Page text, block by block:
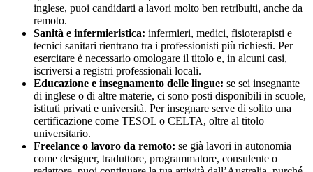
inglese, puoi candidarti a lavori molto ben retribuiti, anche da
remoto.
Sanità e infermieristica: infermieri, medici, fisioterapisti e
tecnici sanitari rientrano tra i professionisti più richiesti. Per
esercitare è necessario omologare il titolo e, in alcuni casi,
iscriversi a registri professionali locali.
Educazione e insegnamento delle lingue: se sei insegnante
di inglese o di altre materie, ci sono posti disponibili in scuole,
istituti privati e università. Per insegnare serve di solito una
certificazione come TESOL o CELTA, oltre al titolo
universitario.
Freelance o lavoro da remoto: se già lavori in autonomia
come designer, traduttore, programmatore, consulente o